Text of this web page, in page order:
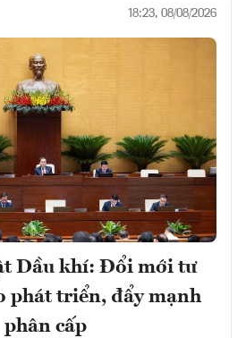
18:23, 08/08/2026
Dầu khí: Đổi mới tư
phát triển, đẩy mạnh
phân cấp